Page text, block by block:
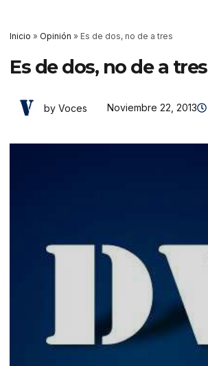
Inicio » Opinión » Es de dos, no de a tres
Es de dos, no de a tres
by Voces Noviembre 22, 2013